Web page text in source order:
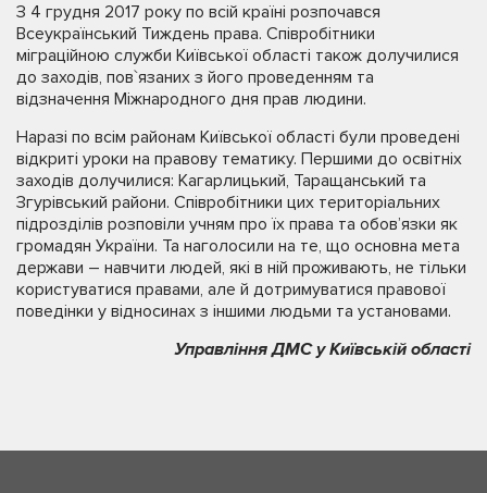
З 4 грудня 2017 року по всій країні розпочався
Всеукраїнський Тиждень права. Співробітники
міграційною служби Київської області також долучилися
до заходів, пов`язаних з його проведенням та
відзначення Міжнародного дня прав людини.
Наразі по всім районам Київської області були проведені
відкриті уроки на правову тематику. Першими до освітніх
заходів долучилися: Кагарлицький, Таращанський та
Згурівський райони. Співробітники цих територіальних
підрозділів розповіли учням про їх права та обов’язки як
громадян України. Та наголосили на те, що основна мета
держави – навчити людей, які в ній проживають, не тільки
користуватися правами, але й дотримуватися правової
поведінки у відносинах з іншими людьми та установами.
Управління ДМС у Київській області